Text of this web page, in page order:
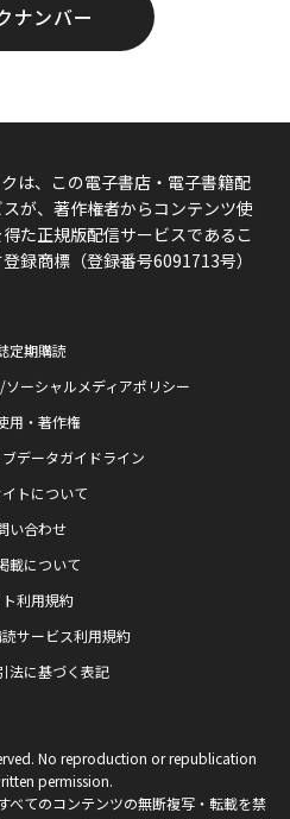
ナンバー
は、この電子書店・電子書籍配
が、著作権者からコンテンツ使
た正規版配信サービスであるこ
録商標（登録番号6091713号）
定期購読
ーシャルメディアポリシー
用・著作権
データガイドライン
トについて
い合わせ
載について
利用規約
サービス利用規約
法に基づく表記
No reproduction or republication
permission.
べてのコンテンツの無断複写・転載を禁